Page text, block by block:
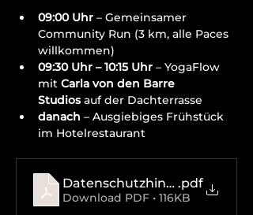
09:00 Uhr – Gemeinsamer
Community Run (3 km, alle Paces
willkommen)
09:30 Uhr – 10:15 Uhr – YogaFlow
mit Carla von den Barre
Studios auf der Dachterrasse
danach – Ausgiebiges Frühstück
im Hotelrestaurant
Datenschutzhinweise
.pdf
Download PDF • 116KB